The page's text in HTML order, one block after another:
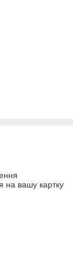
на вашу картку